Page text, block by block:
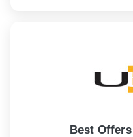
Best